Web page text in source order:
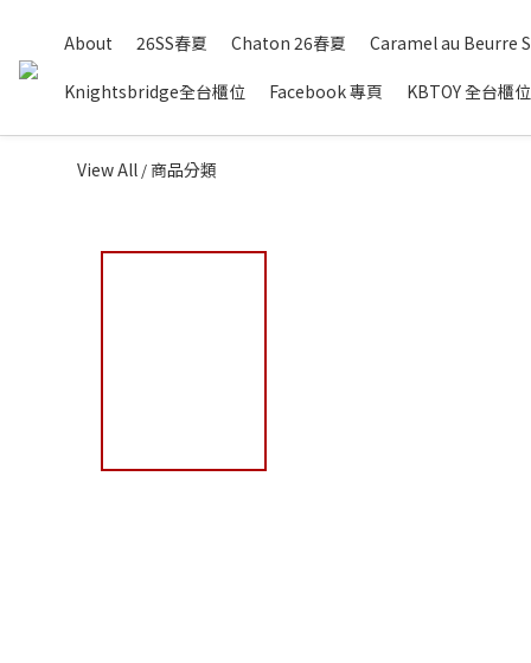
About 26SS春夏 Chaton 26春夏 Caramel au Beurre
Knightsbridge全台櫃位 Facebook 專頁 KBTOY 全台櫃位
View All /商品分類